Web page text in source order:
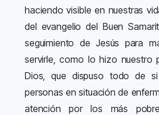
haciendo visible en nuestras
del evangelio del Buen
seguimiento de Jesús para
servirle, como lo hizo nuestro
Dios, que dispuso todo de
personas en situación de
atención por los más